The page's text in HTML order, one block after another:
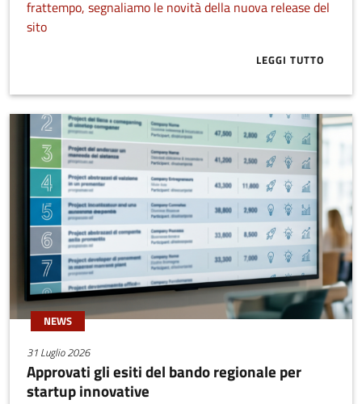
frattempo, segnaliamo le novità della nuova release del
sito
LEGGI TUTTO
ABOUT
NEWS
31 Luglio 2026
Approvati gli esiti del bando regionale per
startup innovative